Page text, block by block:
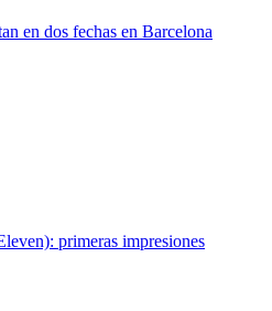
en dos fechas en Barcelona
primeras impresiones